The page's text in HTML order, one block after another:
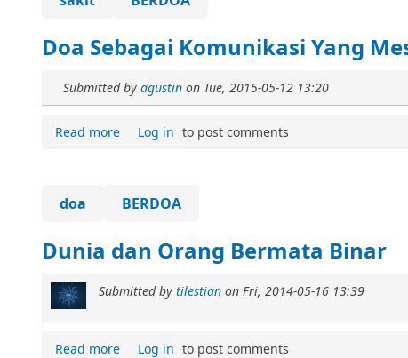
Doa Sebagai Komunikasi Yang
Submitted by agustin on Tue, 2015-05-12 13:20
Read more Log in to post comments
doa BERDOA
Dunia dan Orang Bermata Binar
Submitted by tilestian on Fri, 2014-05-16 13:39
Read more Log in to post comments